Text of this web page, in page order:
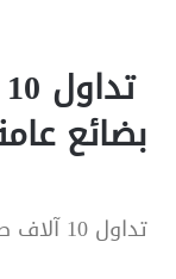
بضائع